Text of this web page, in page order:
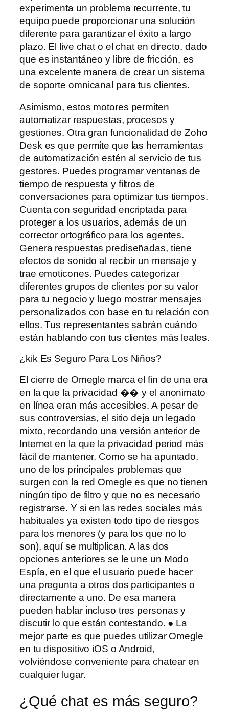
experimenta un problema recurrente, tu
equipo puede proporcionar una solución
diferente para garantizar el éxito a largo
plazo. El live chat o el chat en directo, dado
que es instantáneo y libre de fricción, es
una excelente manera de crear un sistema
de soporte omnicanal para tus clientes.
Asimismo, estos motores permiten
automatizar respuestas, procesos y
gestiones. Otra gran funcionalidad de Zoho
Desk es que permite que las herramientas
de automatización estén al servicio de tus
gestores. Puedes programar ventanas de
tiempo de respuesta y filtros de
conversaciones para optimizar tus tiempos.
Cuenta con seguridad encriptada para
proteger a los usuarios, además de un
corrector ortográfico para los agentes.
Genera respuestas prediseñadas, tiene
efectos de sonido al recibir un mensaje y
trae emoticones. Puedes categorizar
diferentes grupos de clientes por su valor
para tu negocio y luego mostrar mensajes
personalizados con base ​​en tu relación con
ellos. Tus representantes sabrán cuándo
están hablando con tus clientes más leales.
¿kik Es Seguro Para Los Niños?
El cierre de Omegle marca el fin de una era
en la que la privacidad �� y el anonimato
en línea eran más accesibles. A pesar de
sus controversias, el sitio deja un legado
mixto, recordando una versión anterior de
Internet en la que la privacidad period más
fácil de mantener. Como se ha apuntado,
uno de los principales problemas que
surgen con la red Omegle es que no tienen
ningún tipo de filtro y que no es necesario
registrarse. Y si en las redes sociales más
habituales ya existen todo tipo de riesgos
para los menores (y para los que no lo
son), aquí se multiplican. A las dos
opciones anteriores se le une un Modo
Espía, en el que el usuario puede hacer
una pregunta a otros dos participantes o
directamente a uno. De esa manera
pueden hablar incluso tres personas y
discutir lo que están contestando. ● La
mejor parte es que puedes utilizar Omegle
en tu dispositivo iOS o Android,
volviéndose conveniente para chatear en
cualquier lugar.
¿Qué chat es más seguro?